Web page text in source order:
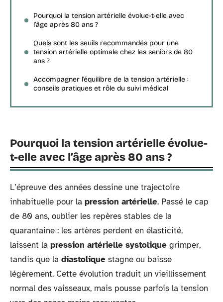
Pourquoi la tension artérielle évolue-t-elle avec
l’âge après 80 ans ?
Quels sont les seuils recommandés pour une
tension artérielle optimale chez les seniors de 80
ans ?
Accompagner l’équilibre de la tension artérielle :
conseils pratiques et rôle du suivi médical
Pourquoi la tension artérielle évolue-
t-elle avec l’âge après 80 ans ?
L’épreuve des années dessine une trajectoire
inhabituelle pour la pression artérielle. Passé le cap
de 80 ans, oublier les repères stables de la
quarantaine : les artères perdent en élasticité,
laissent la pression artérielle systolique grimper,
tandis que la diastolique stagne ou baisse
légèrement. Cette évolution traduit un vieillissement
normal des vaisseaux, mais pousse parfois la tension